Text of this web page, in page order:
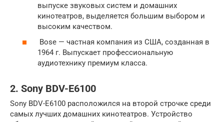
выпуске звуковых систем и домашних
кинотеатров, выделяется большим выбором и
высоким качеством.
Bose — частная компания из США, созданная в
1964 г. Выпускает профессиональную
аудиотехнику премиум класса.
2. Sony BDV-E6100
Sony BDV-E6100 расположился на второй строчке среди
самых лучших домашних кинотеатров. Устройство